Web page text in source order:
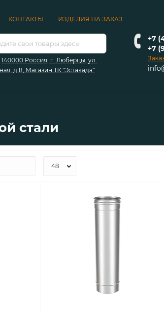
КОНТАКТЫ ИЗДЕЛИЯ НА ЗАКАЗ
140000 Россия, г. Люберцы, ул.
д.8, Магазин ТК "Эстакада"
+7
+7
стали